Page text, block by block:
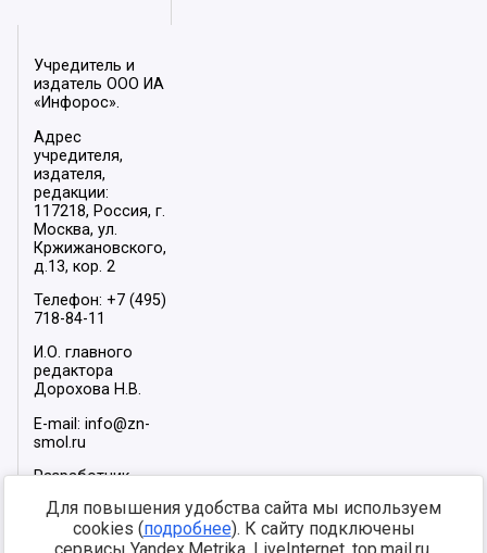
Учредитель и
издатель ООО ИА
«Инфорос».
Адрес
учредителя,
издателя,
редакции:
117218, Россия, г.
Москва, ул.
Кржижановского,
д.13, кор. 2
Телефон: +7 (495)
718-84-11
И.О. главного
редактора
Дорохова Н.В.
E-mail: info@zn-
smol.ru
Разработчик
2026
Мы в социальных
Для повышения удобства сайта мы используем
cookies (подробнее). К сайту подключены